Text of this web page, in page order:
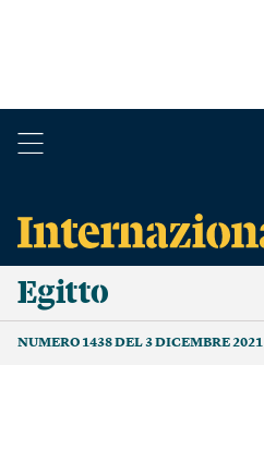
Egitto
NUMERO 1438 DEL 3 DICEMBRE 2021